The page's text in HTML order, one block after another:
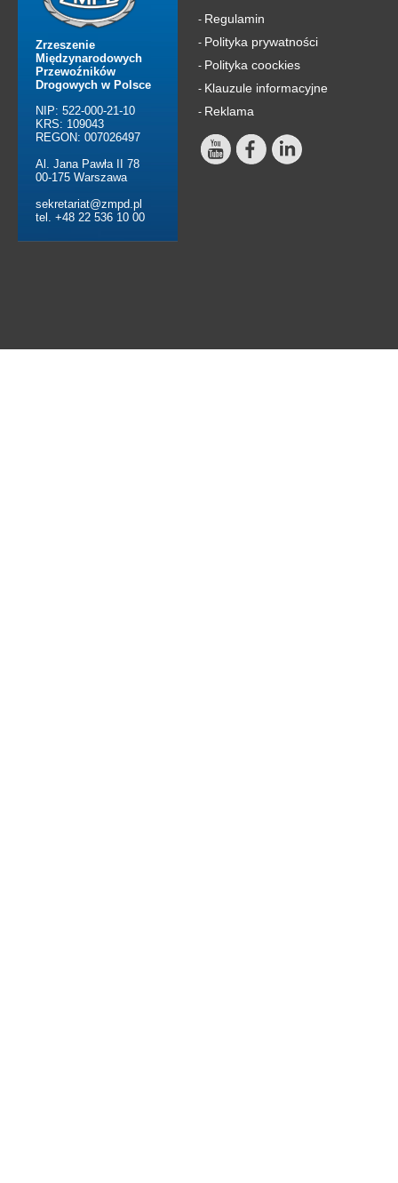
Zrzeszenie
Międzynarodowych
Przewoźników
Drogowych w Polsce
NIP: 522-000-21-10
KRS: 109043
REGON: 007026497
Al. Jana Pawła II 78
00-175 Warszawa
sekretariat@zmpd.pl
tel. +48 22 536 10 00
- Regulamin
- Polityka prywatności
- Polityka coockies
- Klauzule informacyjne
- Reklama